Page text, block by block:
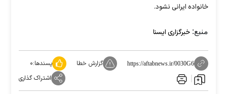
خانواده ایرانی نشود.
منبع: خبرگزاری ایسنا
https://aftabnews.ir/0030G6 گزارش خطا پسندها:۰
اشتراک گذاری